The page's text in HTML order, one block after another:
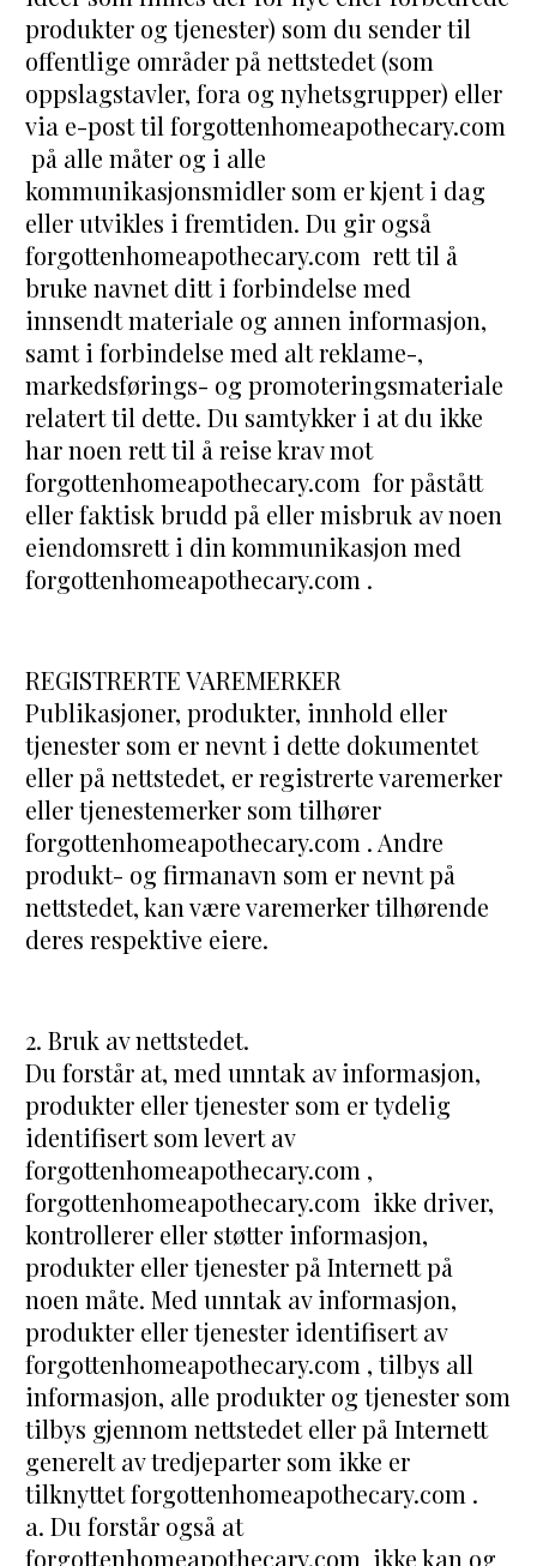
produkter og tjenester) som du sender til
offentlige områder på nettstedet (som
oppslagstavler, fora og nyhetsgrupper) eller
via e-post til forgottenhomeapothecary.com
på alle måter og i alle
kommunikasjonsmidler som er kjent i dag
eller utvikles i fremtiden. Du gir også
forgottenhomeapothecary.com  rett til å
bruke navnet ditt i forbindelse med
innsendt materiale og annen informasjon,
samt i forbindelse med alt reklame-,
markedsførings- og promoteringsmateriale
relatert til dette. Du samtykker i at du ikke
har noen rett til å reise krav mot
forgottenhomeapothecary.com  for påstått
eller faktisk brudd på eller misbruk av noen
eiendomsrett i din kommunikasjon med
forgottenhomeapothecary.com .
REGISTRERTE VAREMERKER
Publikasjoner, produkter, innhold eller
tjenester som er nevnt i dette dokumentet
eller på nettstedet, er registrerte varemerker
eller tjenestemerker som tilhører
forgottenhomeapothecary.com . Andre
produkt- og firmanavn som er nevnt på
nettstedet, kan være varemerker tilhørende
deres respektive eiere.
2. Bruk av nettstedet.
Du forstår at, med unntak av informasjon,
produkter eller tjenester som er tydelig
identifisert som levert av
forgottenhomeapothecary.com ,
forgottenhomeapothecary.com  ikke driver,
kontrollerer eller støtter informasjon,
produkter eller tjenester på Internett på
noen måte. Med unntak av informasjon,
produkter eller tjenester identifisert av
forgottenhomeapothecary.com , tilbys all
informasjon, alle produkter og tjenester som
tilbys gjennom nettstedet eller på Internett
generelt av tredjeparter som ikke er
tilknyttet forgottenhomeapothecary.com .
a. Du forstår også at
forgottenhomeapothecary.com  ikke kan og